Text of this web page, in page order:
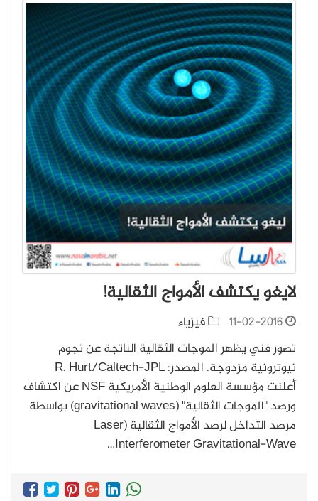
لايغو يكتشف الأمواج الثقالية!
11-02-2016
فيزياء
تصور فني يظهر الموجات الثقالية الناتجة عن نجوم
أعلنت مؤسسة العلوم الوطنية الأمريكية NSF عن اكتشاف
ورصد "الموجات الثقالية" (gravitational waves) بواسطة
مرصد التداخل لرصد الأمواج الثقالية (Laser
Interferometer Gravitational-Wave…